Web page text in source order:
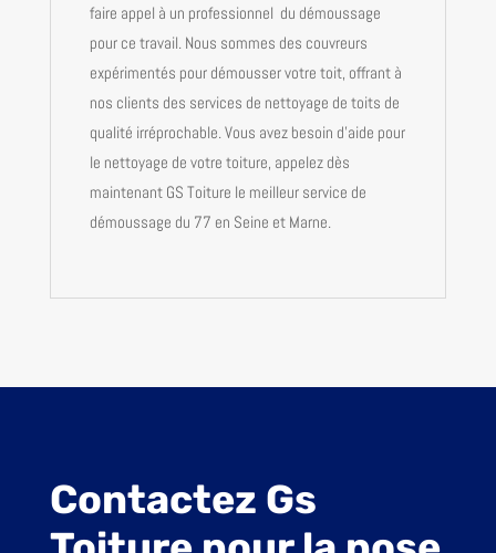
faire appel à un professionnel du démoussage
pour ce travail. Nous sommes des couvreurs
expérimentés pour démousser votre toit, offrant à
nos clients des services de nettoyage de toits de
qualité irréprochable . Vous avez besoin d’aide pour
le nettoyage de votre toiture, appelez dès
maintenant GS Toiture le meilleur service de
démoussage du 77 en Seine et Marne.
Contactez Gs